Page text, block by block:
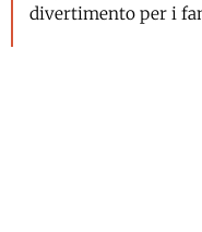
divertimento per i